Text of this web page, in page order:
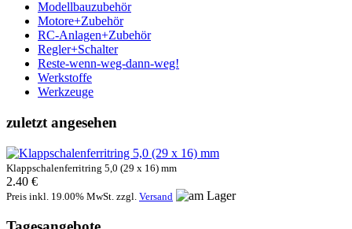
Modellbauzubehör
Motore+Zubehör
RC-Anlagen+Zubehör
Regler+Schalter
Reste-wenn-weg-dann-weg!
Werkstoffe
Werkzeuge
zuletzt angesehen
Klappschalenferritring 5,0 (29 x 16) mm
2.40 €
Preis inkl. 19.00% MwSt. zzgl. Versand